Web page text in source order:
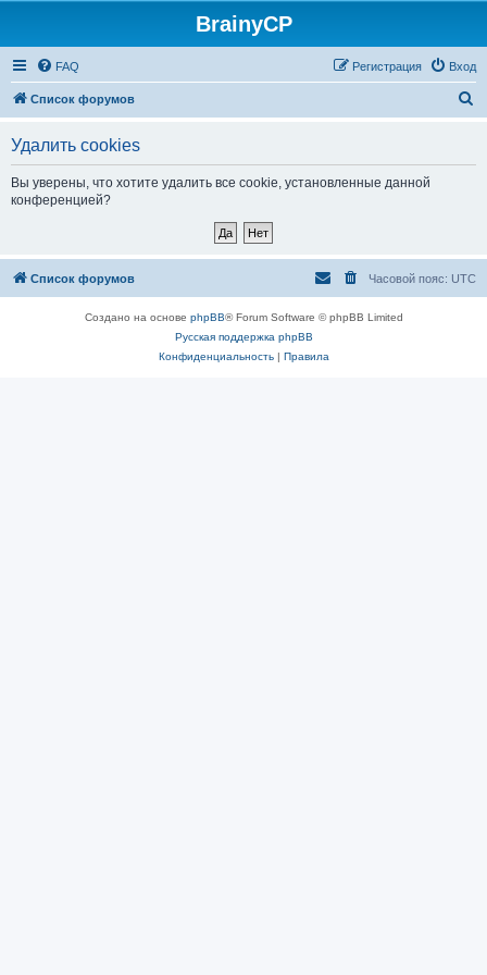
BrainyCP
FAQ Вход
Регистрация
Список форумов
Удалить cookies
Вы уверены, что хотите удалить все cookie, установленные данной
конференцией?
Список форумов Часовой пояс: UTC
Создано на основе phpBB® Forum Software © phpBB Limited
Русская поддержка phpBB
Конфиденциальность| Правила